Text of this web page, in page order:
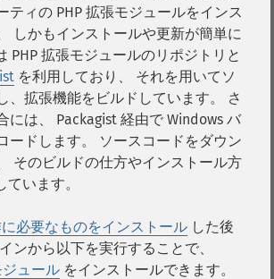
ティの PHP 拡張モジュールをインス
しかもインストールや更新が簡単に
PHP 拡張モジュールのリポジトリと
を利用しており、 それを用いてソ
、拡張機能をビルドしています。 さ
には、 Packagist 経由で Windows バ
ードします。 ソースコードをダウン
そのビルドの仕方やインストール方
ています。
必要なものをインストール した後
ンから以下を実行することで、
ジュール をインストールできます。